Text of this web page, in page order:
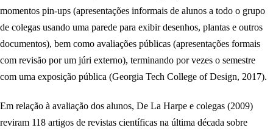
momentos pin-ups (apresentações informais de alunos a todo o grupo
de colegas usando uma parede para exibir desenhos, plantas e outros
documentos), bem como avaliações públicas (apresentações formais
com revisão por um júri externo), terminando por vezes o semestre
com uma exposição pública (Georgia Tech College of Design, 2017).
Em relação à avaliação dos alunos, De La Harpe e colegas (2009)
reviram 118 artigos de revistas científicas na última década sobre